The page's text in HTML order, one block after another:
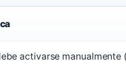
activarse manualmente